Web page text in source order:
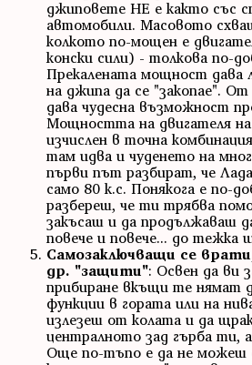
джиповете НЕ е както със
автомобили. Масовото
колкото по-мощен е
конски сили) - толкова по-
Прекалената мощност дава
на джипа да се "закопае".
дава чудесна възможност
Мощността на двигателя
изчислен в точна
там идва и чуденето на
първи път разбират, че
само 80 к.с. Понякога е по-
разбереш, че ти трябва
закъсаш и да продължаваш
повече и повече... до тежка
Самозаключващи се
др. "защити": Освен да ви
прибиране вкъщи те нямат
функции в гората или на
излезеш от колата и да
централното зад гърба ти,
Още по-тъпо е да не можеш